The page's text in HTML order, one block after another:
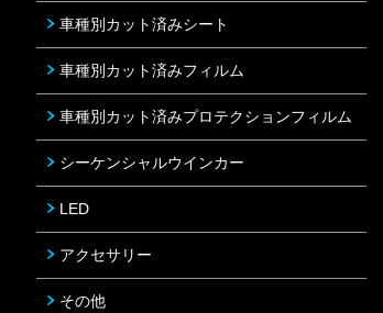
車種別カット済みシート
車種別カット済みフィルム
車種別カット済みプロテクションフィルム
シーケンシャルウインカー
LED
アクセサリー
その他